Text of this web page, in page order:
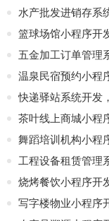
茶叶线上商城小程